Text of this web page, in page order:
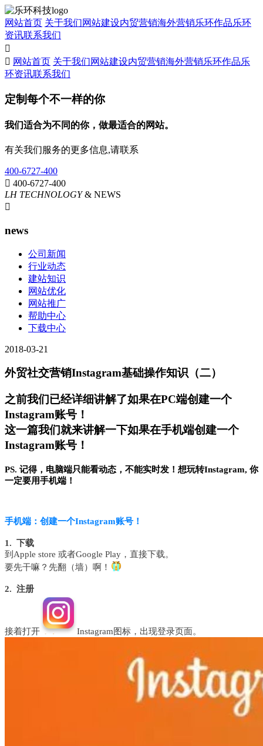
网站首页 关于我们网站建设内贸营销海外营销乐环作品乐环
资讯联系我们

 网站首页 关于我们网站建设内贸营销海外营销乐环作品乐
环资讯联系我们
定制每个不一样的你
我们适合为不同的你，做最适合的网站。
有关我们服务的更多信息,请联系
400-6727-400
 400-6727-400
LH TECHNOLOGY& NEWS

news
公司新闻
行业动态
建站知识
网站优化
网站推广
帮助中心
下载中心
2018-03-21
外贸社交营销Instagram基础操作知识（二）
之前我们已经详细讲解了如果在PC端创建一个
Instagram账号！
这一篇我们就来讲解一下如果在手机端创建一个
Instagram账号！
PS. 记得，电脑端只能看动态，不能实时发！ 想玩转Instagram, 你
一定要用手机端！
手机端：创建一个Instagram账号！
1. 下载
到Apple store 或者Google Play，直接下载。
要先干嘛？ 先翻（墙）啊！
2. 注册
接着打开 Instagram 图标，出现登录页面。